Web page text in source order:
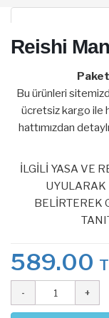
Reishi
Bu ürünleri
ücretsiz kargo ile
hattımızdan
İLGİLİ YASA VE
UYULARAK
BELİRTEREK
589.00